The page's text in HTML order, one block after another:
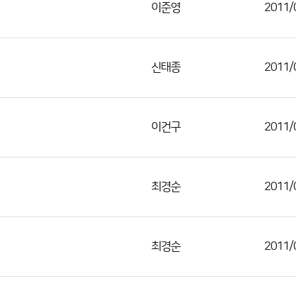
이준영 2011/
신태종 2011/
이건구 2011/
최경순 2011/
최경순 2011/